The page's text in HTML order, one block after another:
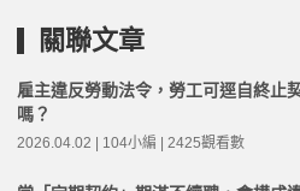
關聯文章
雇主違反勞動法令，勞工可逕自終止
嗎？
2026.04.02 | 104小編 | 2425觀看數